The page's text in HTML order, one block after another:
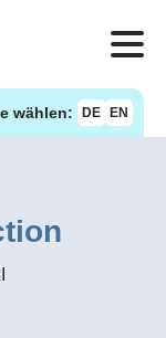
wählen: DE EN